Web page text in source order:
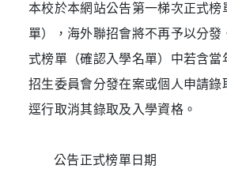
本校於本網站公告第一梯次正式
單），海外聯招會將不再予以分
式榜單（確認入學名單）中若含
招生委員會分發在案或個人申請
逕行取消其錄取及入學資格。
公告正式榜單日期